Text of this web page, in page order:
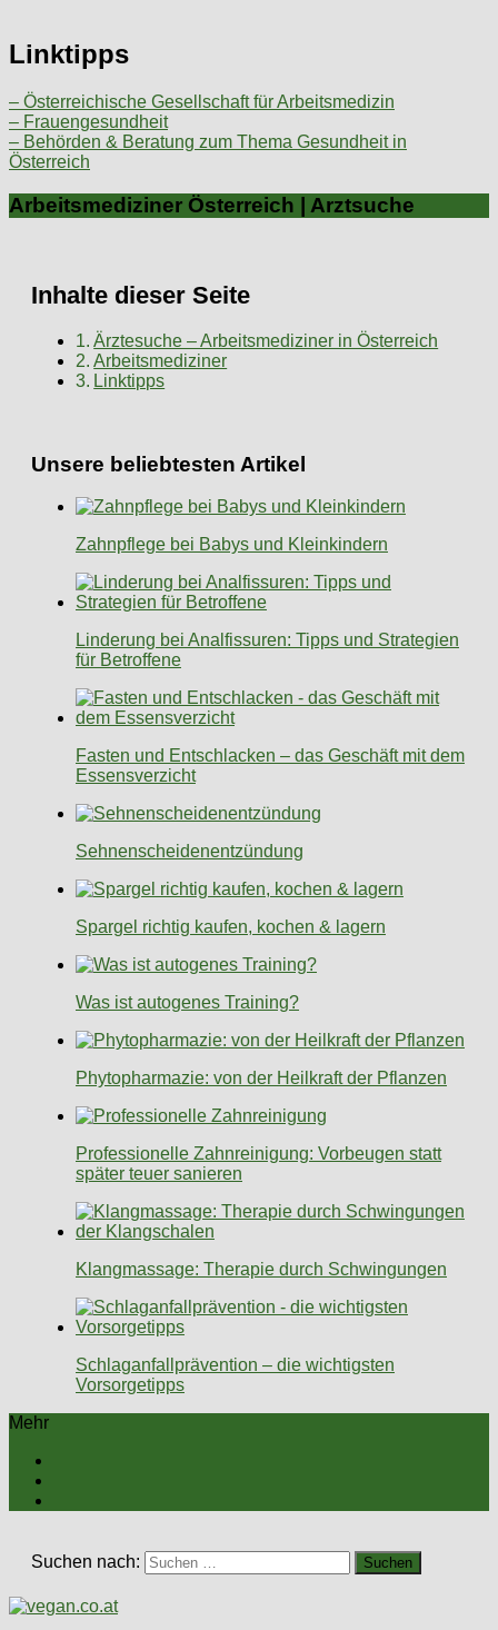
Linktipps
– Österreichische Gesellschaft für Arbeitsmedizin
– Frauengesundheit
– Behörden & Beratung zum Thema Gesundheit in
Österreich
Arbeitsmediziner Österreich | Arztsuche
Inhalte dieser Seite
Ärztesuche – Arbeitsmediziner in Österreich
Arbeitsmediziner
Linktipps
Unsere beliebtesten Artikel
Zahnpflege bei Babys und Kleinkindern
Linderung bei Analfissuren: Tipps und Strategien
für Betroffene
Fasten und Entschlacken – das Geschäft mit dem
Essensverzicht
Sehnenscheidenentzündung
Spargel richtig kaufen, kochen & lagern
Was ist autogenes Training?
Phytopharmazie: von der Heilkraft der Pflanzen
Professionelle Zahnreinigung: Vorbeugen statt
später teuer sanieren
Klangmassage: Therapie durch Schwingungen
Schlaganfallprävention – die wichtigsten
Vorsorgetipps
Mehr
Suchen nach: